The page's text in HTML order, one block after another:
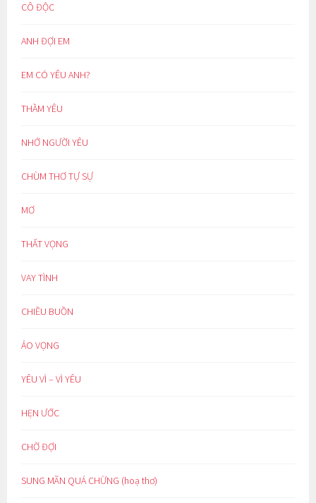
CÔ ĐỘC
ANH ĐỢI EM
EM CÓ YÊU ANH?
THẦM YÊU
NHỚ NGƯỜI YÊU
CHÙM THƠ TỰ SỰ
MƠ
THẤT VỌNG
VAY TÌNH
CHIỀU BUỒN
ẢO VỌNG
YÊU VÌ – VÌ YÊU
HẸN ƯỚC
CHỜ ĐỢI
SUNG MÃN QUÁ CHỪNG (hoạ thơ)